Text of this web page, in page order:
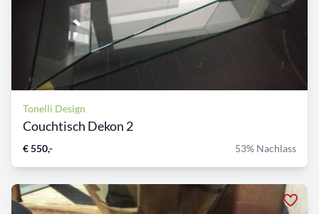
Tonelli Design
Couchtisch Dekon 2
€ 550,- 53% Nachlass